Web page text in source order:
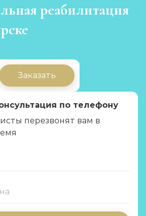
реабилитация
Заказать
по телефону
перезвонят вам в